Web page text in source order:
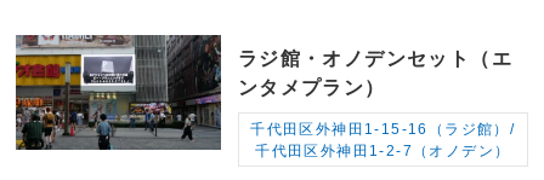
ラジ館・オノデンセット（エ
ンタメプラン）
千代田区外神田1-15-16（ラジ館）/
千代田区外神田1-2-7（オノデン）